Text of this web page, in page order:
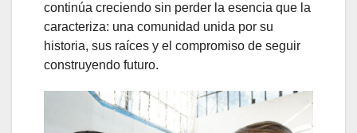
continúa creciendo sin perder la esencia que la
caracteriza: una comunidad unida por su
historia, sus raíces y el compromiso de seguir
construyendo futuro.